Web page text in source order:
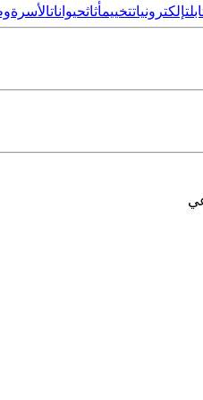
إلكترونياتتخييمأثاثحيواناتالأسرة